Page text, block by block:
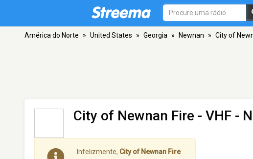
América do Norte » United States » Georgia » Newnan » City of
City of Newnan Fire - VHF -
Infelizmente, City of Newnan Fire